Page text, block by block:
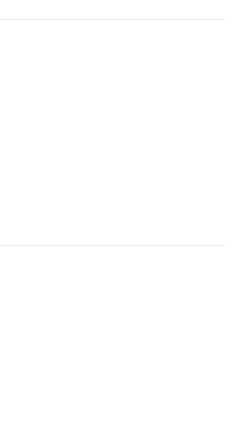
is
op voorraad is
het weer op
gebracht wanneer het